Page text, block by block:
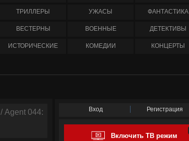
ТРИЛЛЕРЫ УЖАСЫ ФАНТАСТИКА
ВЕСТЕРНЫ ВОЕННЫЕ ДЕТЕКТИВЫ
ИСТОРИЧЕСКИЕ КОМЕДИИ КОНЦЕРТЫ
/ Agent 044:
Вход Регистрация
Включить ТВ режим